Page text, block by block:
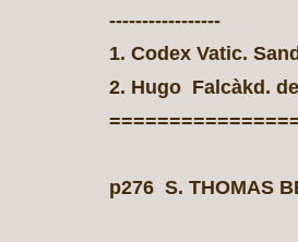
-----------------
1. Codex Vatic.
2. Hugo Falcàkd.
p276 S. THOMAS